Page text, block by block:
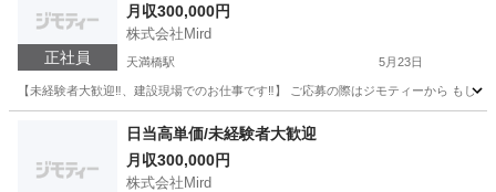
正社員
月収300,000円
株式会社Mird
天満橋駅 5月23日
【未経験者大歓迎‼️、建設現場でのお仕事です‼️】 ご応募の際はジモティーから もし
天満橋駅 土木 未経験
日当高単価/未経験者大歓迎
月収300,000円
株式会社Mird